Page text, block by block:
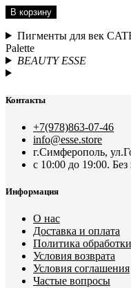
В корзину
Пигменты для век
Palette
BEAUTY ESSE
Контакты
+7(978)863-07-46
info@esse.store
г.Симферополь,
с 10:00 до 19:00.
Информация
О нас
Доставка и оплата
Политика
Условия возврата
Условия соглашения
Частые вопросы